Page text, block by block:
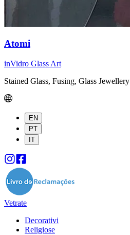
Atomi
inVidro Glass Art
Stained Glass, Fusing, Glass Jewellery
EN
PT
IT
Vetrate
Decorativi
Religiose